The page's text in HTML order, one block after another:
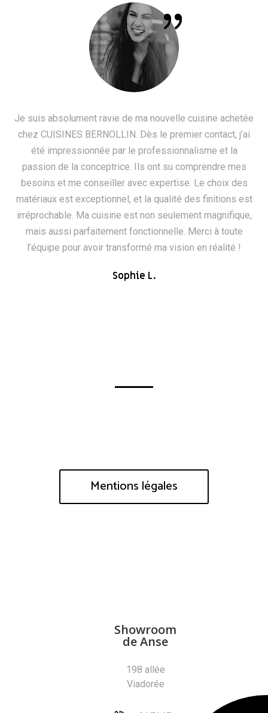
Je suis absolument ravie de ma nouvelle cuisine achetée
chez CUISINES BERNOLLIN. Dès le premier contact, j’ai
été impressionnée par le professionnalisme et la
passion de la conceptrice. Ils ont su comprendre mes
besoins et me conseiller avec expertise. Le choix des
matériaux est exceptionnel, et la qualité des finitions est
irréprochable. Ma cuisine est non seulement magnifique,
mais aussi parfaitement fonctionnelle. Merci à toute
l’équipe pour avoir transformé ma vision en réalité !
Sophie L.
Mentions légales
Showroom
de Anse
198 allée
Viadorée